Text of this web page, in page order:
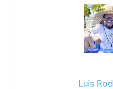
Luis